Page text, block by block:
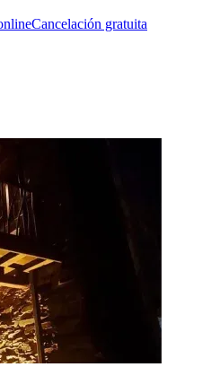
Cancelación gratuita